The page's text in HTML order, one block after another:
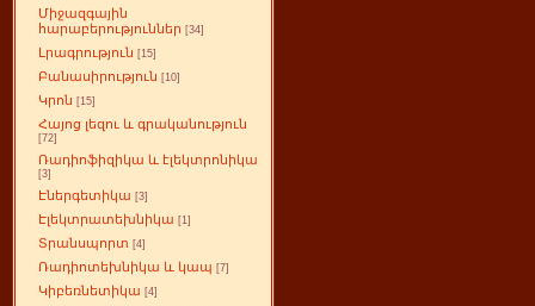
Միջազգային
հարաբերություններ [34]
Լրագրություն [15]
Բանասիրություն [10]
Կրոն [15]
Հայոց լեզու և գրականություն
[72]
Ռադիոֆիզիկա և էլեկտրոնիկա
[3]
Էներգետիկա [3]
Էլեկտրատեխնիկա [1]
Տրանսպորտ [4]
Ռադիոտեխնիկա և կապ [7]
Կիբեռնետիկա [4]